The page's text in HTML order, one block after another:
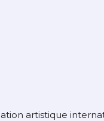
la vente et la
artistique